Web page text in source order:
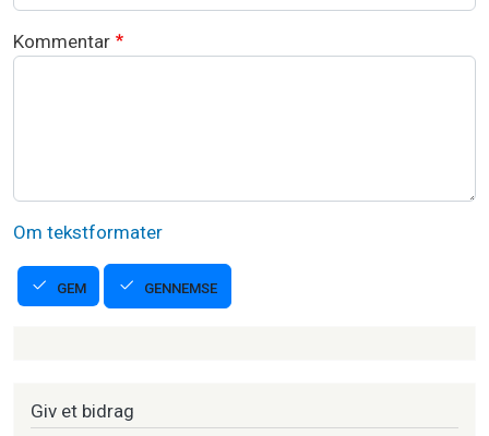
Kommentar
Om tekstformater
GEM GENNEMSE
Giv et bidrag